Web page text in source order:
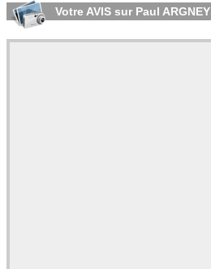
Votre AVIS sur Paul ARGNEY